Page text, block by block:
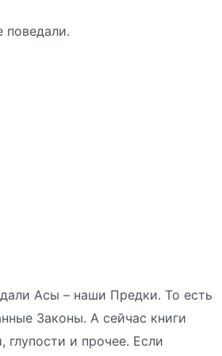
поведали.
Асы – наши Предки. То есть
Законы. А сейчас книги
глупости и прочее. Если